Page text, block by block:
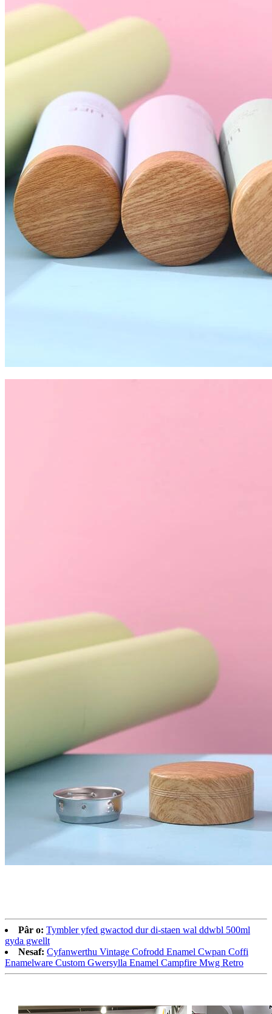
Pâr o: Tymbler yfed gwactod dur di-staen wal ddwbl 500ml
gyda gwellt
Nesaf: Cyfanwerthu Vintage Cofrodd Enamel Cwpan Coffi
Enamelware Custom Gwersylla Enamel Campfire Mwg Retro